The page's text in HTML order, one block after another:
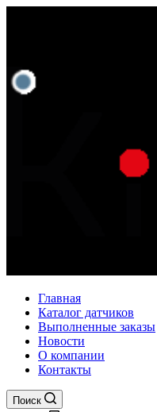
Главная
Каталог датчиков
Выполненные заказы
Новости
О компании
Контакты
Поиск